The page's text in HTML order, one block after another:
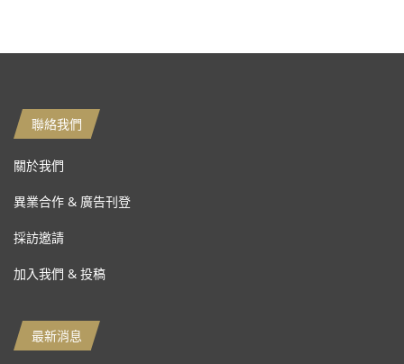
聯絡我們
關於我們
異業合作 & 廣告刊登
採訪邀請
加入我們 & 投稿
最新消息